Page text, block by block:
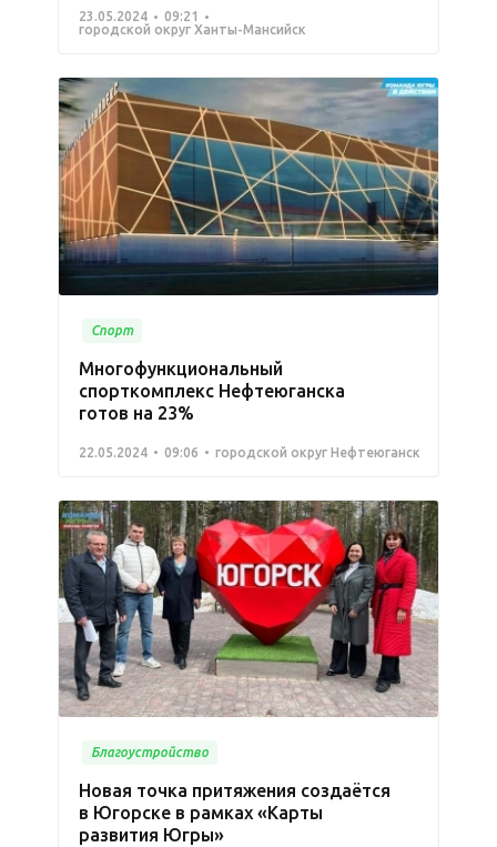
23.05.2024
09:21
городской округ Ханты-Мансийск
Спорт
Многофункциональный
спорткомплекс Нефтеюганска
готов на 23%
22.05.2024 09:06 городской округ Нефтеюганск
Благоустройство
Новая точка притяжения создаётся
в Югорске в рамках «Карты
развития Югры»